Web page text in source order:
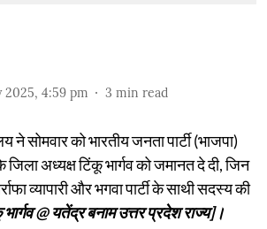
2025, 4:59 pm 3 min read
ने सोमवार को भारतीय जनता पार्टी (भाजपा)
जिला अध्यक्ष टिंकू भार्गव को जमानत दे दी, जिन
व्यापारी और भगवा पार्टी के साथी सदस्य की
@ यतेंद्र बनाम उत्तर प्रदेश राज्य]।